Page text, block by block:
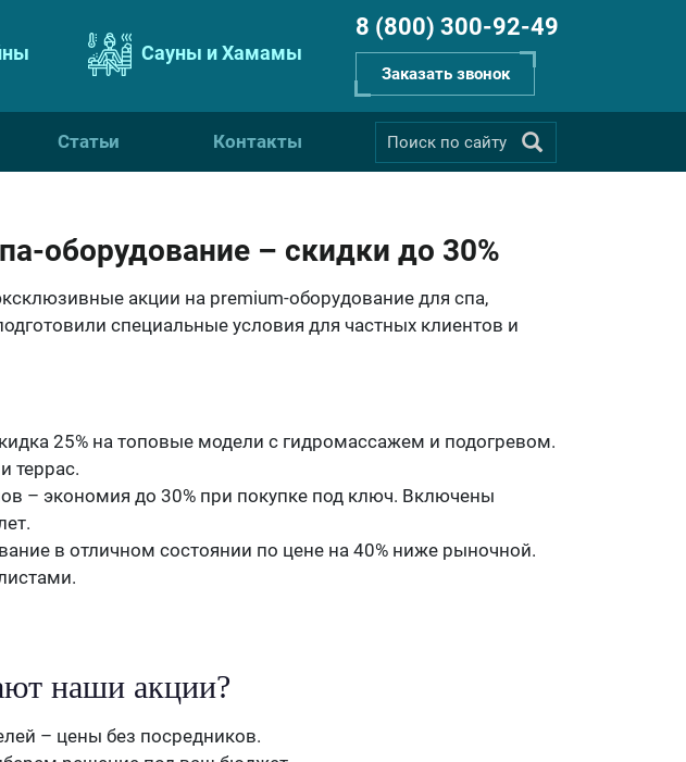
Сауны и Хамамы
8 (800) 300-92-49
Заказать звонок
Статьи Контакты
оборудование – скидки до 30%
акции на premium-оборудование для спа,
специальные условия для частных клиентов и
25% на топовые модели с гидромассажем и подогревом.
террас.
– экономия до 30% при покупке под ключ. Включены
в отличном состоянии по цене на 40% ниже рыночной.
наши акции?
– цены без посредников.